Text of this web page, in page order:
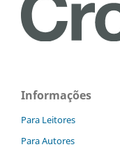
Informações
Para Leitores
Para Autores